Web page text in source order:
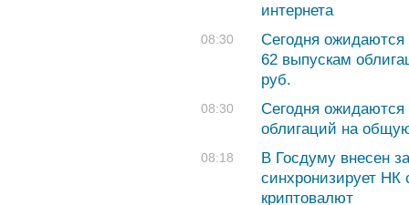
интернета
08:30
Сегодня
62 выпускам
руб.
08:30
Сегодня
облигаций на
08:18
В Госдуму внесен
синхронизирует
криптовалют